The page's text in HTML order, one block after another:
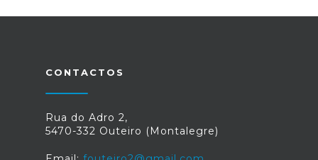
CONTACTOS
Rua do Adro 2,
5470-332 Outeiro (Montalegre)